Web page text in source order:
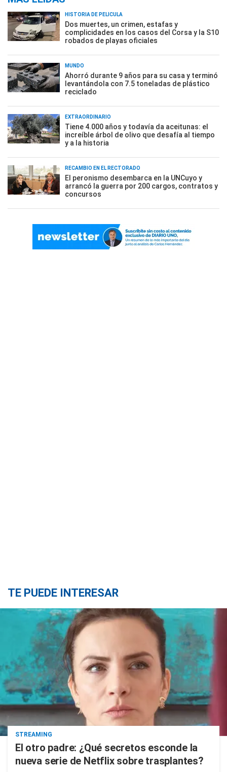
HISTORIA DE PELÍCULA
Dos muertes, un crimen, estafas y
complicidades en los casos del Corsa y la S10
robados de playas oficiales
MUNDO
Ahorró durante 9 años para su casa y terminó
levantándola con 7.5 toneladas de plástico
reciclado
EXTRAORDINARIO
Tiene 4.000 años y todavía da aceitunas: el
increíble árbol de olivo que desafía al tiempo
y a la historia
RECAMBIO EN EL RECTORADO
El peronismo desembarca en la UNCuyo y
arrancó la guerra por 200 cargos, contratos y
concursos
TE PUEDE INTERESAR
STREAMING
El otro padre: ¿Qué secretos esconde la
nueva serie de Netflix sobre trasplantes?